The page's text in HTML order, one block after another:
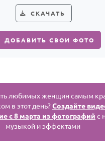
СКАЧАТЬ
ДОБАВИТЬ СВОИ ФОТО
любимых женщин самым
в этот день?Создайте
с 8 марта из фотографий с
музыкой и эффектами